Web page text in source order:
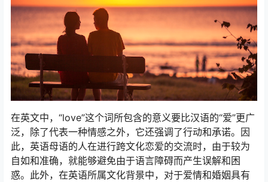
在英文中，“love”这个词所包含的意义要比汉语的“爱”更广
泛，除了代表一种情感之外，它还强调了行动和承诺。因
此，英语母语的人在进行跨文化恋爱的交流时，由于较为
自如和准确，就能够避免由于语言障碍而产生误解和困
惑。此外，在英语所属文化背景中，对于爱情和婚姻具有